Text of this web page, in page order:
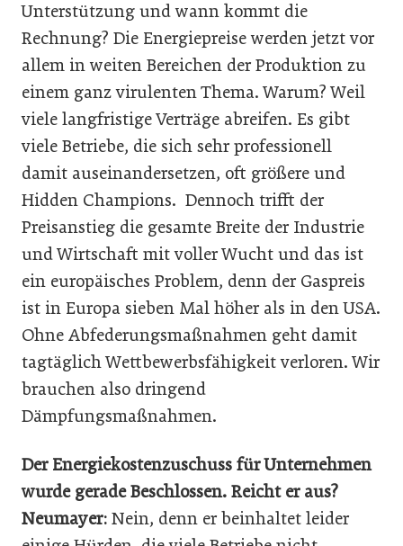
Unterstützung und wann kommt die
Rechnung? Die Energiepreise werden jetzt vor
allem in weiten Bereichen der Produktion zu
einem ganz virulenten Thema. Warum? Weil
viele langfristige Verträge abreifen. Es gibt
viele Betriebe, die sich sehr professionell
damit auseinandersetzen, oft größere und
Hidden Champions. Dennoch trifft der
Preisanstieg die gesamte Breite der Industrie
und Wirtschaft mit voller Wucht und das ist
ein europäisches Problem, denn der Gaspreis
ist in Europa sieben Mal höher als in den USA.
Ohne Abfederungsmaßnahmen geht damit
tagtäglich Wettbewerbsfähigkeit verloren. Wir
brauchen also dringend
Dämpfungsmaßnahmen.
Der Energiekostenzuschuss für Unternehmen
wurde gerade Beschlossen. Reicht er aus?
Neumayer: Nein, denn er beinhaltet leider